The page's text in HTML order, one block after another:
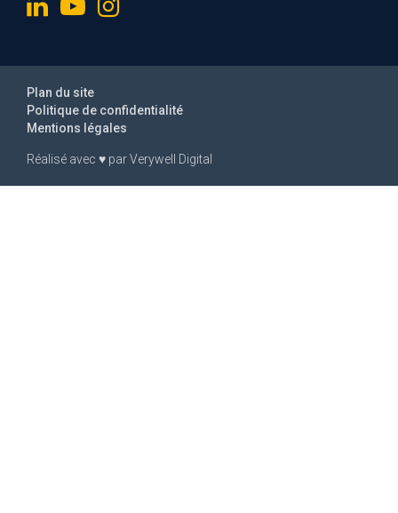
Réalisé avec ♥ parVerywell Digital
Mentions légales
Politique de confidentialité
Plan du site